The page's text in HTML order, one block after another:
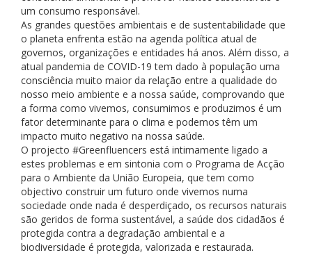
um consumo responsável.
As grandes questões ambientais e de sustentabilidade que
o planeta enfrenta estão na agenda política atual de
governos, organizações e entidades há anos. Além disso, a
atual pandemia de COVID-19 tem dado à população uma
consciência muito maior da relação entre a qualidade do
nosso meio ambiente e a nossa saúde, comprovando que
a forma como vivemos, consumimos e produzimos é um
fator determinante para o clima e podemos têm um
impacto muito negativo na nossa saúde.
O projecto #Greenfluencers está intimamente ligado a
estes problemas e em sintonia com o Programa de Acção
para o Ambiente da União Europeia, que tem como
objectivo construir um futuro onde vivemos numa
sociedade onde nada é desperdiçado, os recursos naturais
são geridos de forma sustentável, a saúde dos cidadãos é
protegida contra a degradação ambiental e a
biodiversidade é protegida, valorizada e restaurada.